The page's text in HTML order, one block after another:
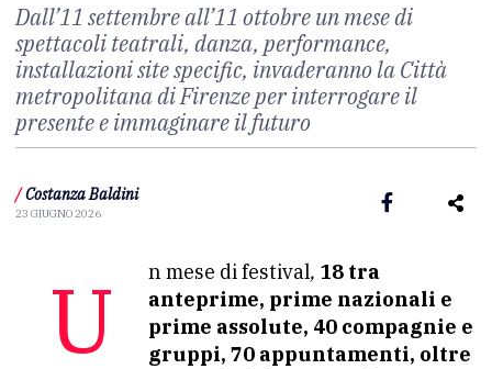
Dall’11 settembre all’11 ottobre un mese di
spettacoli teatrali, danza, performance,
installazioni site specific, invaderanno la Città
metropolitana di Firenze per interrogare il
presente e immaginare il futuro
/ Costanza Baldini
23 GIUGNO 2026
Un mese di festival, 18 tra
anteprime, prime nazionali e
prime assolute, 40 compagnie e
gruppi, 70 appuntamenti, oltre